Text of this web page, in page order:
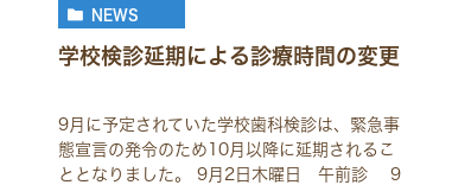
NEWS
学校検診延期による診療時間の変更
9月に予定されていた学校歯科検診は、緊急事
態宣言の発令のため10月以降に延期されるこ
ととなりました。 9月2日木曜日 午前診 9